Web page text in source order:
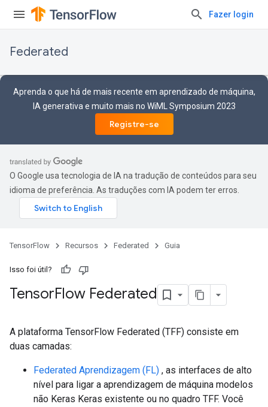
Fazer login
Federated
Aprenda o que há de mais recente em aprendizado de máquina,
IA generativa e muito mais no WiML Symposium 2023
Registre-se
O Google usa tecnologia de IA na tradução de conteúdos para seu
idioma de preferência. As traduções com IA podem ter erros.
TensorFlow Recursos Federated Guia
Isso foi útil?
TensorFlow Federated
A plataforma TensorFlow Federated (TFF) consiste em
duas camadas:
Federated Aprendizagem (FL) , as interfaces de alto
nível para ligar a aprendizagem de máquina modelos
não Keras Keras existente ou no quadro TFF. Você